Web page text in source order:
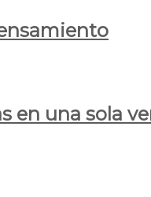
en una sola